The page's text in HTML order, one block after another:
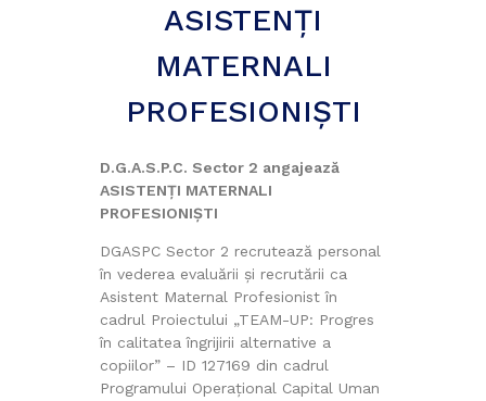
ASISTENŢI
MATERNALI
PROFESIONIŞTI
D.G.A.S.P.C. Sector 2 angajează
ASISTENŢI MATERNALI
PROFESIONIŞTI
DGASPC Sector 2 recrutează personal
în vederea evaluării şi recrutării ca
Asistent Maternal Profesionist în
cadrul Proiectului „TEAM-UP: Progres
în calitatea îngrijirii alternative a
copiilor” – ID 127169 din cadrul
Programului Operațional Capital Uman